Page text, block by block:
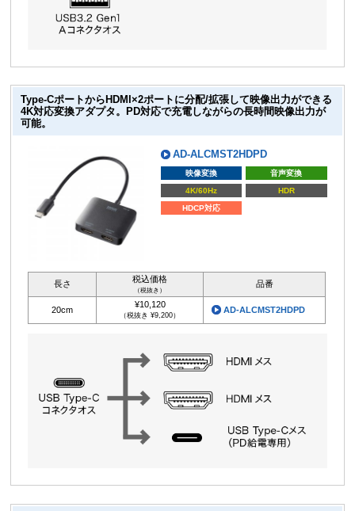
Type-CポートからHDMI×2ポートに分配/拡張して映像出力ができる
4K対応変換アダプタ。PD対応で充電しながらの長時間映像出力が
可能。
AD-ALCMST2HDPD
映像変換
音声変換
4K/60Hz
HDR
HDCP対応
長さ 税込価格
（税抜き）
品番
20cm
¥10,120
（税抜き ¥9,200）
AD-ALCMST2HDPD